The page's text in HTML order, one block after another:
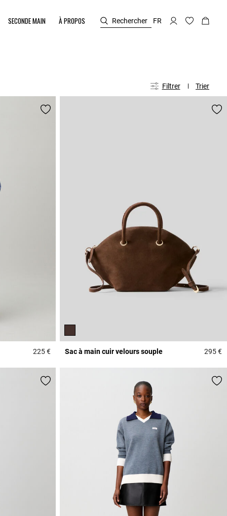
SECONDE MAIN À PROPOS Rechercher FR
Filtrer Trier
225 €3,5 out of 5 Customer Rating
Sac à main cuir velours souple 295 €